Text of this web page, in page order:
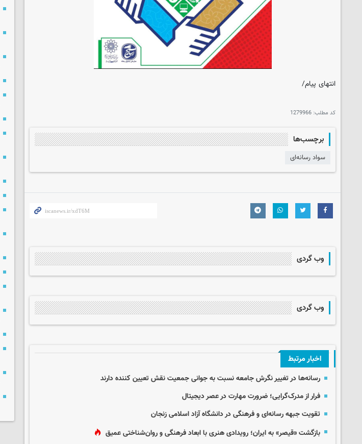
انتهای پیام/
کد مطلب: 1279966
برچسب‌ها
سواد رسانه‌ای
وب گردی
وب گردی
اخبار مرتبط
رسانه‌ها در تغییر نگرش جامعه نسبت به جوانی جمعیت نقش تعیین‌ کننده دارند
فرار از مدرک‌گرایی؛ ضرورت مهارت در عصر دیجیتال
تقویت جبهه رسانه‌ای و فرهنگی در دانشگاه آزاد اسلامی زنجان
بازگشت «قیصر» به ایران؛ رویدادی هنری با ابعاد فرهنگی و روان‌شناختی عمیق